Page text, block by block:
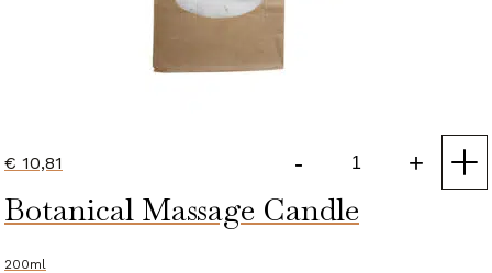
€ 10,81 -
San
Red
+
Botanical Massage Candle
200ml